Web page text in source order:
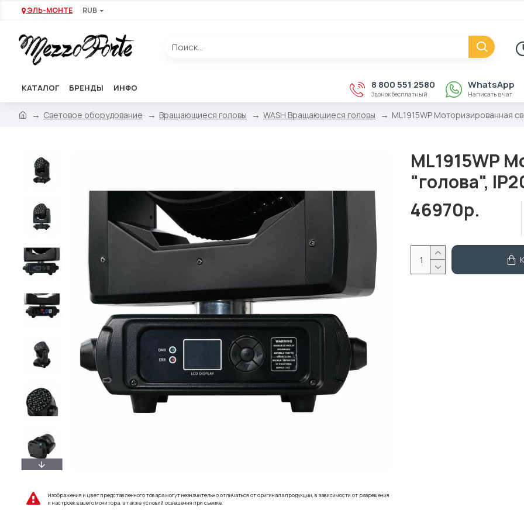
ЭЛЬ-МОНТЕ RUB
КАТАЛОГ БРЕНДЫ ИНФО 8 800 551 2580
Звонок бесплатный
WhatsApp
Написать в чат
Световое оборудование Вращающиеся головы WASH Вращающиеся головы ML1915WP Моторизированная
Изображения и цвет представленного товара могут незначительно отличаться от оригинала продукции, в зависимости от разрешения
и настроек вашего монитора, а также условий освещения при съемке.
ML1915WP
"голова",
46970р.